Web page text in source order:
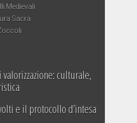
Medievali
Sacra
culturale,
e il protocollo d’intesa